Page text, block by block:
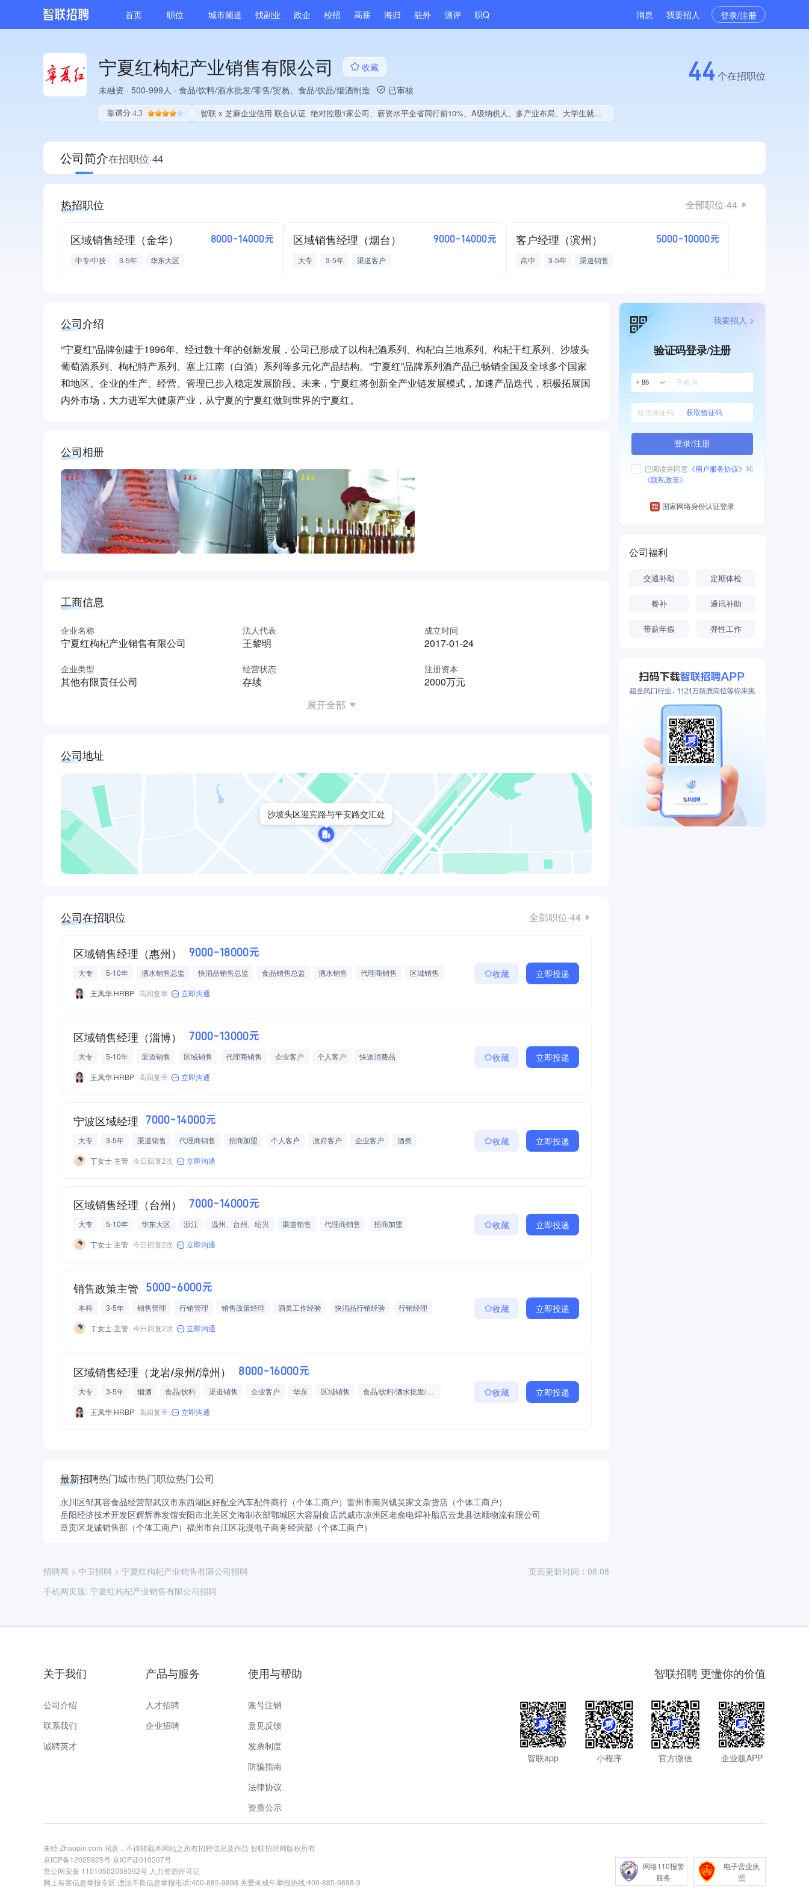
首页 职位 城市频道 找副业 政企 校招 高薪 海归 驻外 测评 职Q 消息 我要招人 登录/注册
宁夏红枸杞产业销售有限公司
收藏
未融资 · 500-999人 · 食品/饮料/酒水批发/零售/贸易、食品/饮品/烟酒制造 已审核
靠谱分 4.3 智联 x 芝麻企业信用 联合认证 绝对控股1家公司、薪资水平全省同行前10%、A级纳税人、多产业布局、大学生就业贡献
44个在招职位
公司简介在招职位·44
热招职位 全部职位·44
区域销售经理（金华） 8000-14000元
中专/中技 3-5年 华东大区
区域销售经理（烟台） 9000-14000元
大专 3-5年 渠道客户
客户经理（滨州） 5000-10000元
高中 3-5年 渠道销售
公司介绍
“宁夏红”品牌创建于1996年。经过数十年的创新发展，公司已形成了以枸杞酒系列、枸杞白兰地系列、枸杞干红系列、沙坡头
葡萄酒系列、枸杞特产系列、塞上江南（白酒）系列等多元化产品结构。“宁夏红”品牌系列酒产品已畅销全国及全球多个国家
和地区。企业的生产、经营、管理已步入稳定发展阶段。未来，宁夏红将创新全产业链发展模式，加速产品迭代，积极拓展国
内外市场，大力进军大健康产业，从宁夏的宁夏红做到世界的宁夏红。
公司相册
工商信息
企业名称
宁夏红枸杞产业销售有限公司
法人代表
王黎明
成立时间
2017-01-24
企业类型
其他有限责任公司
经营状态
存续
注册资本
2000万元
展开全部
公司地址
沙坡头区迎宾路与平安路交汇处
公司在招职位 全部职位·44
区域销售经理（惠州） 9000-18000元
大专 5-10年 酒水销售总监 快消品销售总监 食品销售总监 酒水销售 代理商销售
区域销售
快速消费品
通讯补助
王凤华·HRBP 高回复率 立即沟通
收藏 立即投递
区域销售经理（淄博） 7000-13000元
大专 5-10年 渠道销售 区域销售 代理商销售 企业客户 个人客户
快速消费品
绩效奖金
王凤华·HRBP 高回复率 立即沟通
收藏 立即投递
宁波区域经理 7000-14000元
大专 3-5年 渠道销售 代理商销售 招商加盟 个人客户 政府客户 企业客户
酒类
光瓶酒
丁女士·主管 今日回复2次 立即沟通
收藏 立即投递
区域销售经理（台州） 7000-14000元
大专 5-10年 华东大区 浙江 温州、台州、绍兴 渠道销售 代理商销售
招商加盟
企业客户
丁女士·主管 今日回复2次 立即沟通
收藏 立即投递
销售政策主管 5000-6000元
本科 3-5年 销售管理 行销管理 销售政策经理 酒类工作经验 快消品行销经验
行销经理
行销总监
丁女士·主管 今日回复2次 立即沟通
收藏 立即投递
区域销售经理（龙岩/泉州/漳州） 8000-16000元
大专 3-5年 烟酒 食品/饮料 渠道销售 企业客户 华东 区域销售
食品/饮料/酒水批发/零售/贸易
快速消费品
王凤华·HRBP 高回复率 立即沟通
收藏 立即投递
最新招聘热门城市热门职位热门公司
永川区邹其容食品经营部武汉市东西湖区好配全汽车配件商行（个体工商户） 雷州市南兴镇吴家文杂货店（个体工商户）
岳阳经济技术开发区辉辉养发馆安阳市北关区文海制衣部鄂城区大容副食店武威市凉州区老俞电焊补胎店云龙县达顺物流有限公司
章贡区龙诚销售部（个体工商户） 福州市台江区花漫电子商务经营部（个体工商户）
招聘网 > 中卫招聘 > 宁夏红枸杞产业销售有限公司招聘
手机网页版: 宁夏红枸杞产业销售有限公司招聘
页面更新时间：08.08
验证码登录/注册
+ 86
获取验证码
登录/注册
已阅读并同意 《用户服务协议》 和
《隐私政策》
国家网络身份认证登录
我要招人 >
公司福利
交通补助 定期体检
餐补 通讯补助
带薪年假 弹性工作
关于我们
公司介绍
联系我们
诚聘英才
产品与服务
人才招聘
企业招聘
使用与帮助
账号注销
意见反馈
发票制度
防骗指南
法律协议
资质公示
智联招聘 更懂你的价值
智联app 小程序 官方微信 企业版APP
未经 Zhaopin.com 同意，不得转载本网站之所有招聘信息及作品 智联招聘网版权所有
京ICP备12025925号京ICP证010207号
京公网安备 11010502059392号 人力资源许可证
网上有害信息举报专区 违法不良信息举报电话:400-885-9898 关爱未成年举报热线:400-885-9898-3
网络110报警
服务
电子营业执
照